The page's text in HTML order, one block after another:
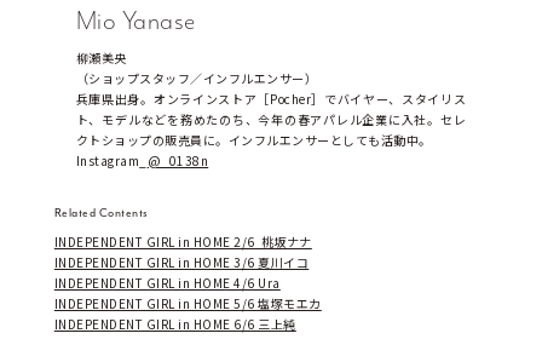
Mio Yanase
柳瀬美央
（ショップスタッフ／インフルエンサー）
兵庫県出身。オンラインストア［Pocher］でバイヤー、スタイリス
ト、モデルなどを務めたのち、今年の春アパレル企業に入社。セレ
クトショップの販売員に。インフルエンサーとしても活動中。
Instagram_ @_0138n
Related Contents
INDEPENDENT GIRL in HOME 2/6  桃坂ナナ
INDEPENDENT GIRL in HOME 3/6 夏川イコ
INDEPENDENT GIRL in HOME 4/6 Ura
INDEPENDENT GIRL in HOME 5/6 塩塚モエカ
INDEPENDENT GIRL in HOME 6/6 三上純